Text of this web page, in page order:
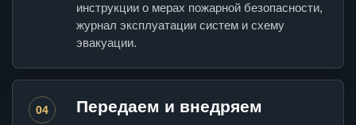
инструкции о мерах пожарной безопасности,
журнал эксплуатации систем и схему
эвакуации.
04 Передаем и внедряем